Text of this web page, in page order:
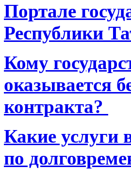
Портале
Республики
Кому
оказывается
контракта?
Какие услуги
по